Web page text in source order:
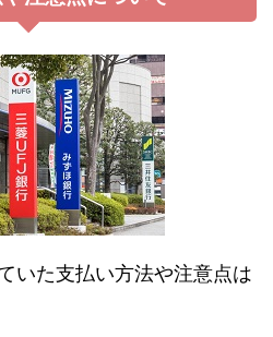
いた支払い方法や注意点は